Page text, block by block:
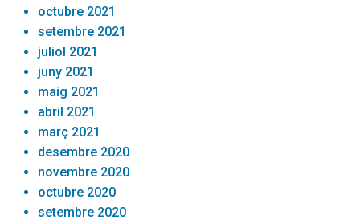
octubre 2021
setembre 2021
juliol 2021
juny 2021
maig 2021
abril 2021
març 2021
desembre 2020
novembre 2020
octubre 2020
setembre 2020